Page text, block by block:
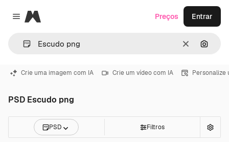
Close menu
Magnific
Limpar
Preços Entrar
Crie uma imagem com IA Crie um vídeo com IA Personalize
PSD Escudo png
PSD Filtros